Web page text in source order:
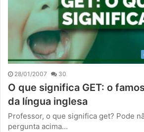
28/01/2007 30
O que significa GET: o
da língua inglesa
Professor, o que significa get? Pode
pergunta acima…